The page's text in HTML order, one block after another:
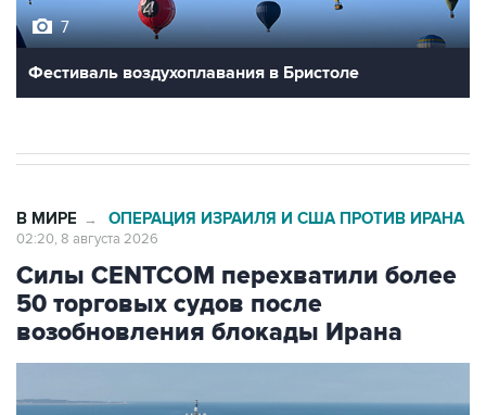
Фестиваль воздухоплавания в Бристоле
Силы CENTCOM перехватили более
50 торговых судов после
возобновления блокады Ирана